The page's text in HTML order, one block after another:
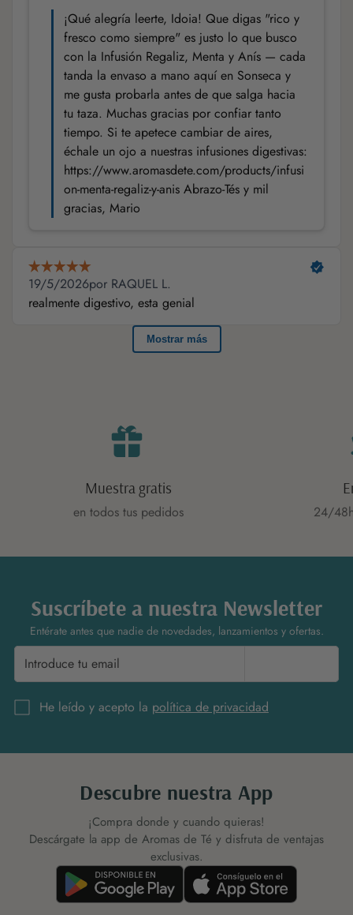
Muestra gratis
en todos tus pedidos 24/
Suscríbete a nuestra Newsletter
Entérate antes que nadie de novedades, lanzamientos y ofertas.
He leído y acepto la política de privacidad
Descubre nuestra App
¡Compra donde y cuando quieras!
Descárgate la app de Aromas de Té y disfruta de ventajas
exclusivas.